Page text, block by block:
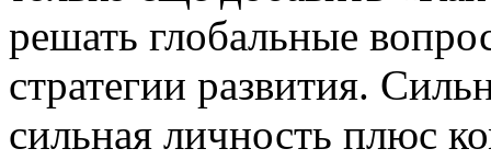
решать глобальные
стратегии развития.
сильная личность плюс